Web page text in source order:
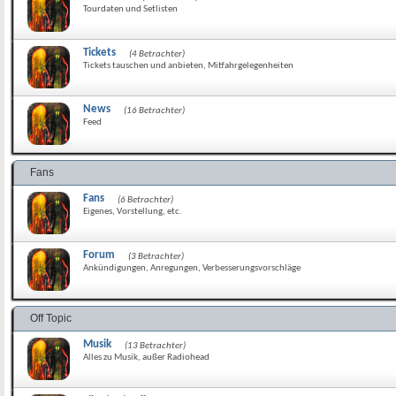
Tourdaten und Setlisten
Tickets
(4 Betrachter)
Tickets tauschen und anbieten, Mitfahrgelegenheiten
News
(16 Betrachter)
Feed
Fans
Fans
(6 Betrachter)
Eigenes, Vorstellung, etc.
Forum
(3 Betrachter)
Ankündigungen, Anregungen, Verbesserungsvorschläge
Off Topic
Musik
(13 Betrachter)
Alles zu Musik, außer Radiohead